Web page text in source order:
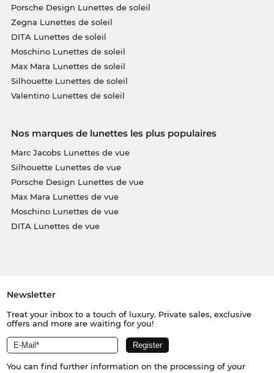
Porsche Design Lunettes de soleil
Zegna Lunettes de soleil
DITA Lunettes de soleil
Moschino Lunettes de soleil
Max Mara Lunettes de soleil
Silhouette Lunettes de soleil
Valentino Lunettes de soleil
Nos marques de lunettes les plus populaires
Marc Jacobs Lunettes de vue
Silhouette Lunettes de vue
Porsche Design Lunettes de vue
Max Mara Lunettes de vue
Moschino Lunettes de vue
DITA Lunettes de vue
Newsletter
Treat your inbox to a touch of luxury. Private sales, exclusive
offers and more are waiting for you!
You can find further information on the processing of your